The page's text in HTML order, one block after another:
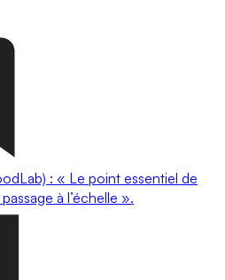
: « Le point essentiel de
à l’échelle ».